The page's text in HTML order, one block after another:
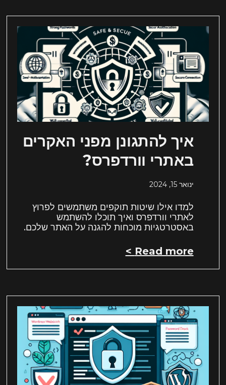
איך להתגונן מפני האקרים
באתרי וורדפרס?
ינואר 15, 2024
למדו אילו שיטות תוקפים משתמשים לפרוץ
לאתרי וורדפרס ואיך תוכלו להשתמש
באסטרטגיות מוכחות להגנה על האתר שלכם.
Read more >